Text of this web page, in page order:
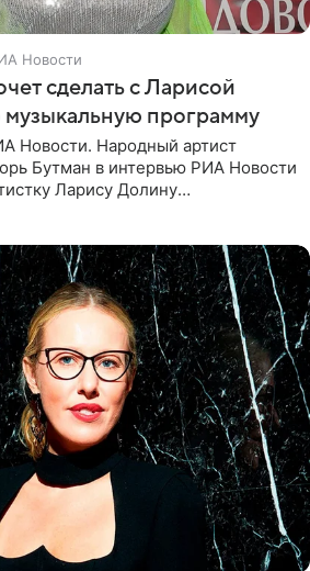
Новости
сделать с Ларисой
программу
Новости. Народный артист
Бутман в интервью РИА Новости
Ларису Долину